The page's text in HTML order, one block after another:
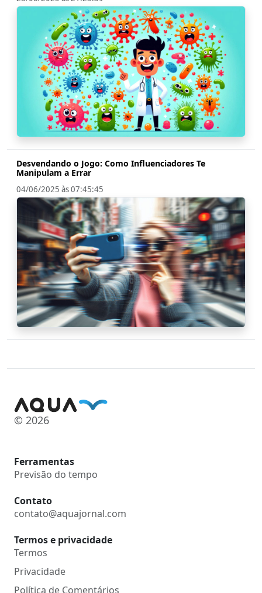
Desvendando o Jogo: Como Influenciadores Te
Manipulam a Errar
04/06/2025 às 07:45:45
© 2026
Ferramentas
Previsão do tempo
Contato
contato@aquajornal.com
Termos e privacidade
Termos
Privacidade
Política de Comentários